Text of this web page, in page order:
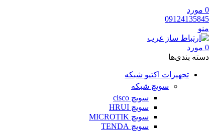
0 مورد
09124135845
منو
0 مورد
دسته‌ بندی‌ها
تجهیزات اکتیو شبکه
سویچ شبکه
سویچ cisco
سویچ HRUI
سویچ MICROTIK
سویچ TENDA